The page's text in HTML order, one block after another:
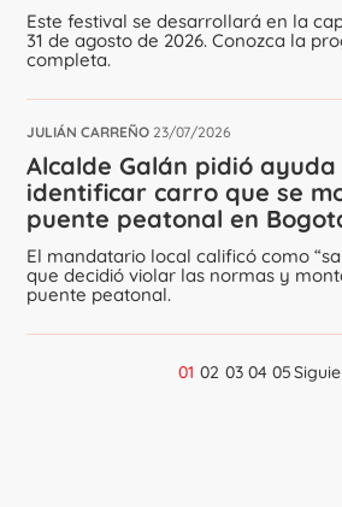
Este festival se desarrollará en la
31 de agosto de 2026. Conozca la
completa.
JULIÁN CARREÑO 23/07/2026
Alcalde Galán pidió
identificar carro que se
puente peatonal en
El mandatario local calificó como
que decidió violar las normas y
puente peatonal.
01 02 03 04 05